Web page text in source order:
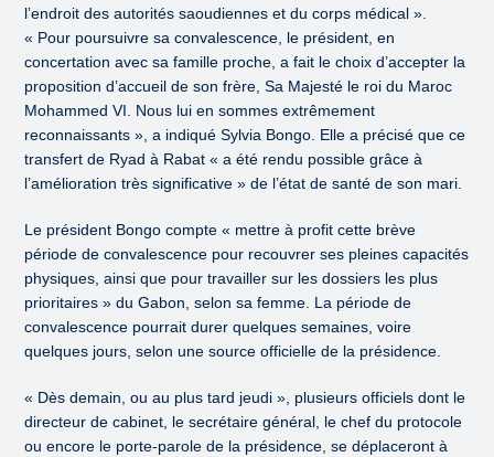
l’endroit des autorités saoudiennes et du corps médical ».
« Pour poursuivre sa convalescence, le président, en
concertation avec sa famille proche, a fait le choix d’accepter la
proposition d’accueil de son frère, Sa Majesté le roi du Maroc
Mohammed VI. Nous lui en sommes extrêmement
reconnaissants », a indiqué Sylvia Bongo. Elle a précisé que ce
transfert de Ryad à Rabat « a été rendu possible grâce à
l’amélioration très significative » de l’état de santé de son mari.
Le président Bongo compte « mettre à profit cette brève
période de convalescence pour recouvrer ses pleines capacités
physiques, ainsi que pour travailler sur les dossiers les plus
prioritaires » du Gabon, selon sa femme. La période de
convalescence pourrait durer quelques semaines, voire
quelques jours, selon une source officielle de la présidence.
« Dès demain, ou au plus tard jeudi », plusieurs officiels dont le
directeur de cabinet, le secrétaire général, le chef du protocole
ou encore le porte-parole de la présidence, se déplaceront à